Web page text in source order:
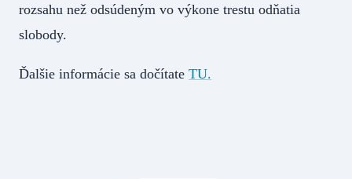
rozsahu než odsúdeným vo výkone trestu odňatia
slobody.
Ďalšie informácie sa dočítate TU.